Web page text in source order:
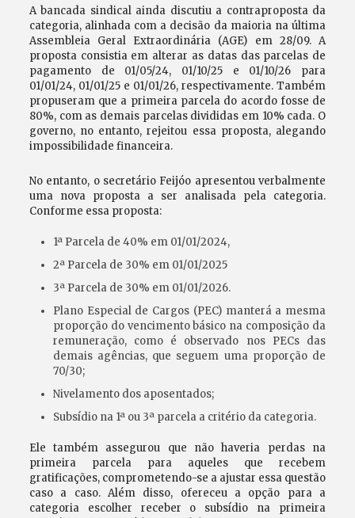
A bancada sindical ainda discutiu a contraproposta da
categoria, alinhada com a decisão da maioria na última
Assembleia Geral Extraordinária (AGE) em 28/09. A
proposta consistia em alterar as datas das parcelas de
pagamento de 01/05/24, 01/10/25 e 01/10/26 para
01/01/24, 01/01/25 e 01/01/26, respectivamente. Também
propuseram que a primeira parcela do acordo fosse de
80%, com as demais parcelas divididas em 10% cada. O
governo, no entanto, rejeitou essa proposta, alegando
impossibilidade financeira.
No entanto, o secretário Feijóo apresentou verbalmente
uma nova proposta a ser analisada pela categoria.
Conforme essa proposta:
1ª Parcela de 40% em 01/01/2024,
2ª Parcela de 30% em 01/01/2025
3ª Parcela de 30% em 01/01/2026.
Plano Especial de Cargos (PEC) manterá a mesma
proporção do vencimento básico na composição da
remuneração, como é observado nos PECs das
demais agências, que seguem uma proporção de
70/30;
Nivelamento dos aposentados;
Subsídio na 1ª ou 3ª parcela a critério da categoria.
Ele também assegurou que não haveria perdas na
primeira parcela para aqueles que recebem
gratificações, comprometendo-se a ajustar essa questão
caso a caso. Além disso, ofereceu a opção para a
categoria escolher receber o subsídio na primeira